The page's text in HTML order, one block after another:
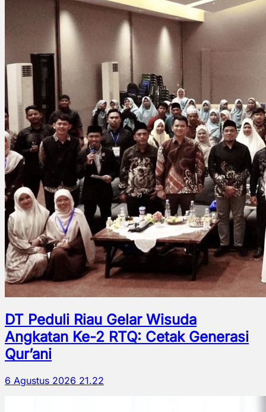
DT Peduli Riau Gelar Wisuda
Angkatan Ke-2 RTQ: Cetak Generasi
Qur’ani
6 Agustus 2026 21.22